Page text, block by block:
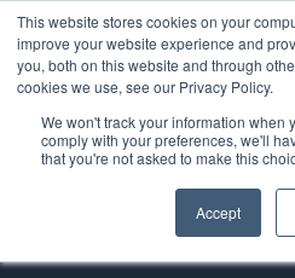
This website stores cookies on your
improve your website experience and
you, both on this website and through
cookies we use, see our Privacy Policy.
We won't track your information when
comply with your preferences, we'll
that you're not asked to make this
Accept
Español
Padres y